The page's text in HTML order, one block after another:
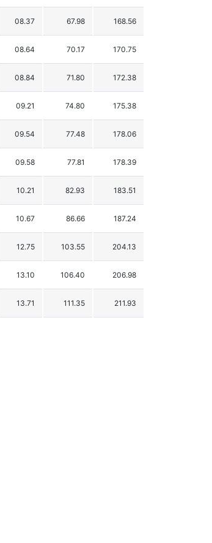
08.37 67.98 168.56
08.64 70.17 170.75
08.84 71.80 172.38
09.21 74.80 175.38
09.54 77.48 178.06
09.58 77.81 178.39
10.21 82.93 183.51
10.67 86.66 187.24
12.75 103.55 204.13
13.10 106.40 206.98
13.71 111.35 211.93